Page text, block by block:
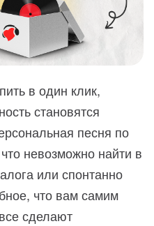
в один клик,
становятся
песня по
невозможно найти в
или спонтанно
что вам самим
сделают